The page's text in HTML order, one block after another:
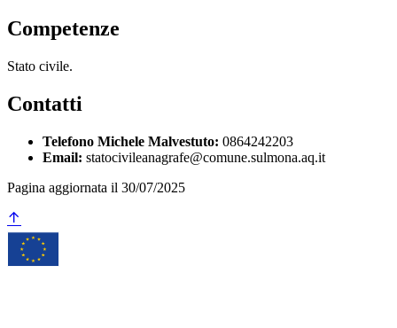
Competenze
Stato civile.
Contatti
Telefono Michele Malvestuto: 0864242203
Email: statocivileanagrafe@comune.sulmona.aq.it
Pagina aggiornata il 30/07/2025